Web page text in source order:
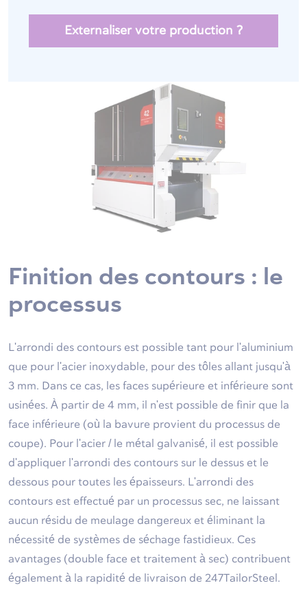
Externaliser votre production ?
Finition des contours : le
processus
L'arrondi des contours est possible tant pour l'aluminium
que pour l'acier inoxydable, pour des tôles allant jusqu'à
3 mm. Dans ce cas, les faces supérieure et inférieure sont
usinées. À partir de 4 mm, il n'est possible de finir que la
face inférieure (où la bavure provient du processus de
coupe). Pour l'acier / le métal galvanisé, il est possible
d'appliquer l'arrondi des contours sur le dessus et le
dessous pour toutes les épaisseurs. L'arrondi des
contours est effectué par un processus sec, ne laissant
aucun résidu de meulage dangereux et éliminant la
nécessité de systèmes de séchage fastidieux. Ces
avantages (double face et traitement à sec) contribuent
également à la rapidité de livraison de 247TailorSteel.